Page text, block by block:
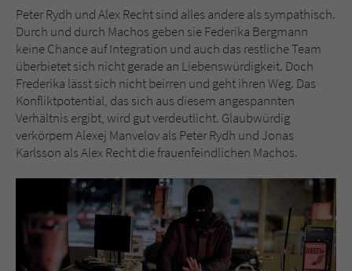
Peter Rydh und Alex Recht sind alles andere als sympathisch.
Durch und durch Machos geben sie Federika Bergmann
keine Chance auf Integration und auch das restliche Team
überbietet sich nicht gerade an Liebenswürdigkeit. Doch
Frederika lässt sich nicht beirren und geht ihren Weg. Das
Konfliktpotential, das sich aus diesem angespannten
Verhältnis ergibt, wird gut verdeutlicht. Glaubwürdig
verkörpern Alexej Manvelov als Peter Rydh und Jonas
Karlsson als Alex Recht die frauenfeindlichen Machos.